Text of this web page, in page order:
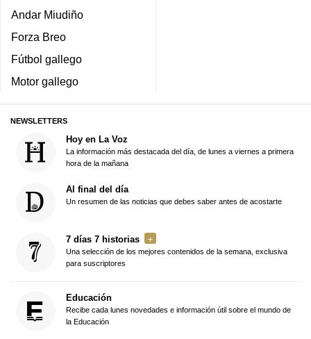
Andar Miudiño
Forza Breo
Fútbol gallego
Motor gallego
NEWSLETTERS
Hoy en La Voz
La información más destacada del día, de lunes a viernes a primera
hora de la mañana
Al final del día
Un resumen de las noticias que debes saber antes de acostarte
7 días 7 historias
Una selección de los mejores contenidos de la semana, exclusiva
para suscriptores
Educación
Recibe cada lunes novedades e información útil sobre el mundo de
la Educación